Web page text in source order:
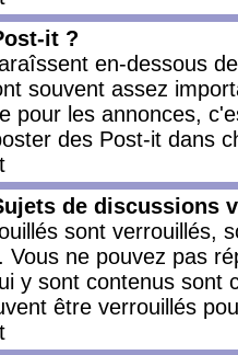
it ?
en-dessous
souvent assez
pour les annonces,
des Post-it dans
de discussions
sont verrouillés,
Vous ne pouvez pas
y sont contenus
être verrouillés